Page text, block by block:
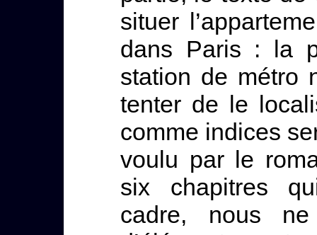
situer
dans Paris : la
station de métro
tenter de le
comme indices
voulu par le
six chapitres
cadre, nous